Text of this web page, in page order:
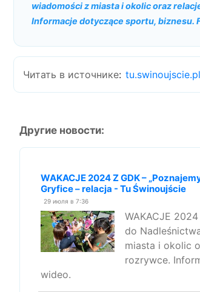
wiadomości z miasta i okolic oraz
Informacje dotyczące sportu, biznesu.
Читать в источнике: tu.swinoujscie.pl
Другие новости:
WAKACJE 2024 Z GDK –
Gryfice – relacja - Tu Świnoujście
29 июля в 7:36
WAKACJE
do
miasta i okolic
rozrywce.
wideo.